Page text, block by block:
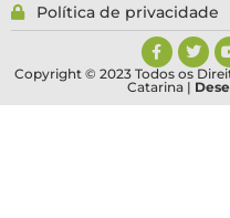
Política de privacidade
Copyright © 2023 Todos os
Catarina |